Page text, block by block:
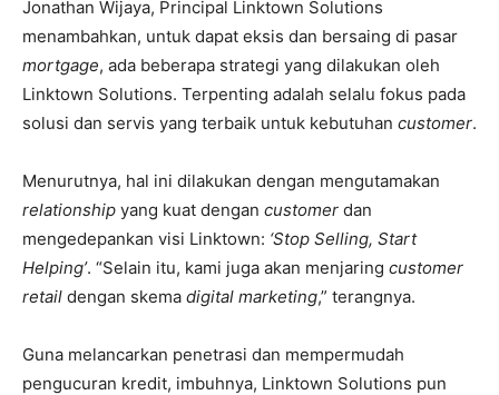
Jonathan Wijaya, Principal Linktown Solutions
menambahkan, untuk dapat eksis dan bersaing di pasar
mortgage, ada beberapa strategi yang dilakukan oleh
Linktown Solutions. Terpenting adalah selalu fokus pada
solusi dan servis yang terbaik untuk kebutuhan customer.
Menurutnya, hal ini dilakukan dengan mengutamakan
relationship yang kuat dengan customer dan
mengedepankan visi Linktown: ‘Stop Selling, Start
Helping’. “Selain itu, kami juga akan menjaring customer
retail dengan skema digital marketing,” terangnya.
Guna melancarkan penetrasi dan mempermudah
pengucuran kredit, imbuhnya, Linktown Solutions pun